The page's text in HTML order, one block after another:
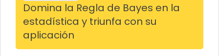
Domina la Regla de Bayes en la
estadística y triunfa con su
aplicación